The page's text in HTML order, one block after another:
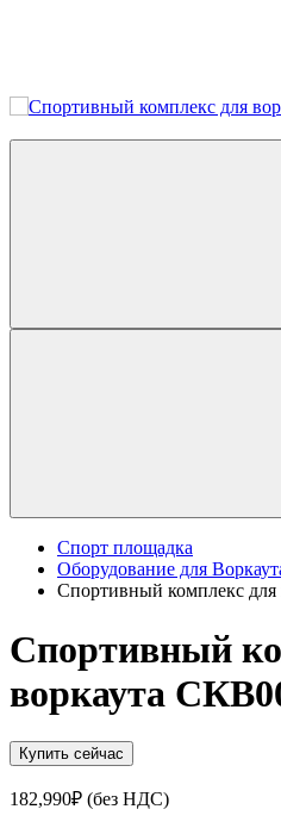
Спорт площадка
Оборудование для
Спортивный комплекс
Спортивный
воркаута
Купить сейчас
182,990₽ (без НДС)